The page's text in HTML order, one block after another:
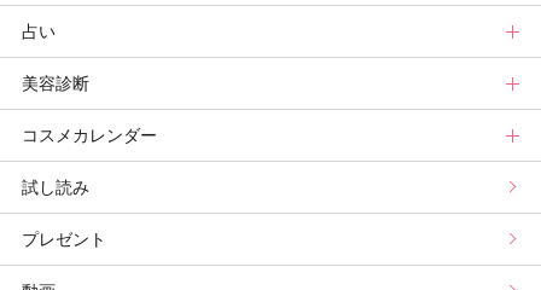
記事ランキング
メンバーランキング
読者ベスコス
プチプラコスメグランプリ
ブライトニング・UVグランプリ
プリュスベスコス
ニュース
ライフスタイルまとめ
ライフスタイル診断
連載トップ
マキアエディターズのオッス！推しコス
小林ひろ美のキレイはかけ算
小田ユイコのマニアックビューティREPORT
野毛まゆりの実況野毛Channel
占い
占いトップ
Keikoの月星座占い
三島キアリーの12星座別 恋愛運&美容運
動物キャラナビ占い
美容診断
美容診断トップ
パーソナルカラー診断
顔タイプ髪型診断
コスメカレンダー
コスメカレンダートップ
検索
試し読み
プレゼント